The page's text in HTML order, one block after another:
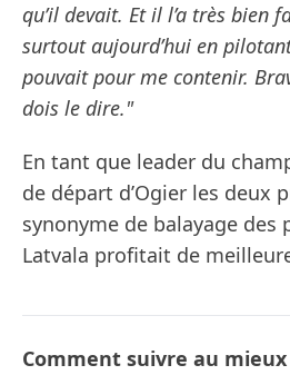
qu’il devait. Et il l’a très bien
surtout aujourd’hui en
pouvait pour me contenir.
dois le dire."
En tant que leader du
de départ d’Ogier les deux
synonyme de balayage des
Latvala profitait de
Comment suivre au mieux